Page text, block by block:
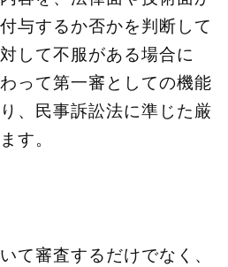
与するか否かを判断して
して不服がある場合に
って第一審としての機能
、民事訴訟法に準じた厳
す。
て審査するだけでなく、